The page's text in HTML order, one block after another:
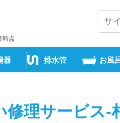
時点
器 排水管 お風
修理サービス-